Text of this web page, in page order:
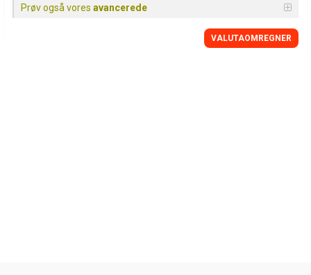
Prøv også vores avancerede
VALUTAOMREGNER